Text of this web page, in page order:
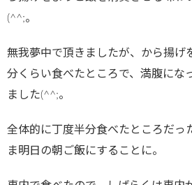
(^^;。
無我夢中で頂きましたが、から揚げ
分くらい食べたところで、満腹にな
ました(^^;。
全体的に丁度半分食べたところだっ
ま明日の朝ご飯にすることに。